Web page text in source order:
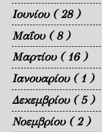
Ιουνίου ( 28 )
Μαΐου ( 8 )
Μαρτίου ( 16 )
Ιανουαρίου ( 1 )
Δεκεμβρίου ( 5 )
Νοεμβρίου ( 2 )